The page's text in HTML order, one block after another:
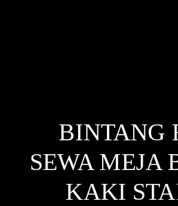
BINTANG
SEWA MEJA
KAKI